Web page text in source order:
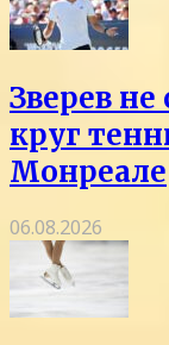
Зверев
круг
Монреале
06.08.2026